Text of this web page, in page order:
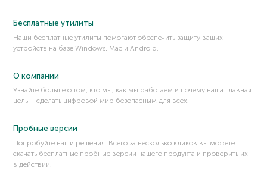
Бесплатные утилиты
Наши бесплатные утилиты помогают обеспечить защиту ваших
устройств на базе Windows, Mac и Android.
О компании
Узнайте больше о том, кто мы, как мы работаем и почему наша главная
цель – сделать цифровой мир безопасным для всех.
Пробные версии
Попробуйте наши решения. Всего за несколько кликов вы можете
скачать бесплатные пробные версии нашего продукта и проверить их
в действии.